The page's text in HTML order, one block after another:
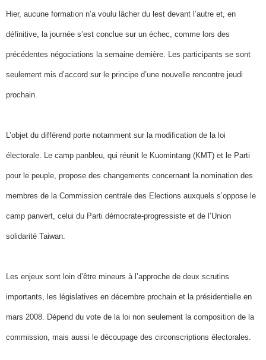
Hier, aucune formation n’a voulu lâcher du lest devant l’autre et, en
définitive, la journée s’est conclue sur un échec, comme lors des
précédentes négociations la semaine dernière. Les participants se sont
seulement mis d’accord sur le principe d’une nouvelle rencontre jeudi
prochain.
L’objet du différend porte notamment sur la modification de la loi
électorale. Le camp panbleu, qui réunit le Kuomintang (KMT) et le Parti
pour le peuple, propose des changements concernant la nomination des
membres de la Commission centrale des Elections auxquels s’oppose le
camp panvert, celui du Parti démocrate-progressiste et de l’Union
solidarité Taiwan.
Les enjeux sont loin d’être mineurs à l’approche de deux scrutins
importants, les législatives en décembre prochain et la présidentielle en
mars 2008. Dépend du vote de la loi non seulement la composition de la
commission, mais aussi le découpage des circonscriptions électorales.